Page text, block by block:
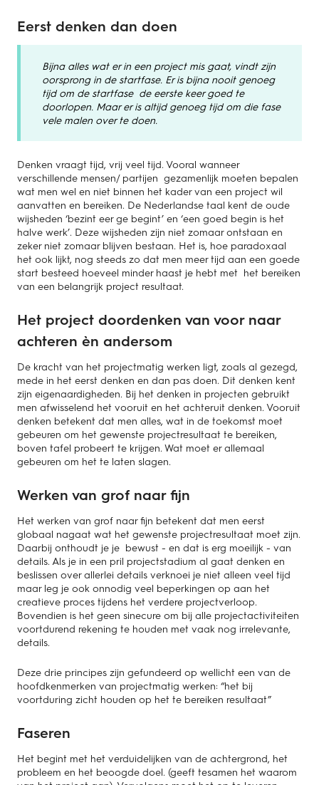
Eerst denken dan doen
Bijna alles wat er in een project mis gaat, vindt zijn
oorsprong in de startfase. Er is bijna nooit genoeg
tijd om de startfase de eerste keer goed te
doorlopen. Maar er is altijd genoeg tijd om die fase
vele malen over te doen.
Denken vraagt tijd, vrij veel tijd. Vooral wanneer
verschillende mensen/ partijen gezamenlijk moeten bepalen
wat men wel en niet binnen het kader van een project wil
aanvatten en bereiken. De Neder­landse taal kent de oude
wijsheden ‘bezint eer ge begint’ en ‘een goed begin is het
halve werk’. Deze wijsheden zijn niet zomaar ontstaan en
zeker niet zomaar blijven bestaan. Het is, hoe paradoxaal
het ook lijkt, nog steeds zo dat men meer tijd aan een goede
start besteed hoeveel minder haast je hebt met het bereiken
van een belangrijk project resultaat.
Het project doordenken van voor naar
achteren èn andersom
De kracht van het projectmatig werken ligt, zoals al gezegd,
mede in het eerst denken en dan pas doen. Dit denken kent
zijn eigenaardigheden. Bij het denken in projecten gebruikt
men afwisselend het vooruit en het achteruit denken. Vooruit
denken betekent dat men alles, wat in de toekomst moet
gebeuren om het gewenste projectresultaat te bereiken,
boven tafel probeert te krijgen. Wat moet er allemaal
gebeuren om het te laten slagen.
Werken van grof naar fijn
Het werken van grof naar fijn betekent dat men eerst
globaal nagaat wat het gewenste projectresul­taat moet zijn.
Daarbij onthoudt je je bewust - en dat is erg moeilijk - van
details. Als je in een pril projectstadium al gaat denken en
beslissen over allerlei details verknoei je niet alleen veel tijd
maar leg je ook onnodig veel beperkingen op aan het
creatieve proces tijdens het verdere projectverloop.
Bovendien is het geen sinecure om bij alle projectactiviteiten
voortdurend rekening te houden met vaak nog irrelevante,
details.
Deze drie principes zijn gefundeerd op wellicht een van de
hoofdkenmerken van projectmatig werken: “het bij
voortduring zicht houden op het te bereiken resultaat”
Faseren
Het begint met het verduidelijken van de achtergrond, het
probleem en het beoogde doel. (geeft tesamen het waarom